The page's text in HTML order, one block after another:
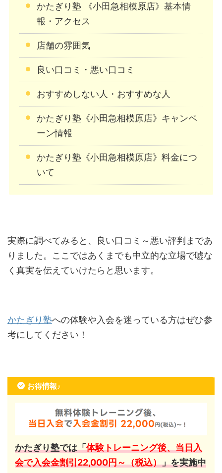
かたぎり塾 《小田急相模原店》基本情
報・アクセス
店舗の雰囲気
良い口コミ・悪い口コミ
おすすめしない人・おすすめな人
かたぎり塾《小田急相模原店》キャンペ
ーン情報
かたぎり塾《小田急相模原店》料金につ
いて
実際に調べてみると、良い口コミ～悪い評判まであ
りました。ここではあくまでも中立的な立場で嘘な
く真実を伝えていけたらと思います。
かたぎり塾への体験や入会を迷っている方はぜひ参
考にしてください！
お得情報♪
かたぎり塾では「体験トレーニング後、当日入
会で入会金割引22,000円～（税込）」を実施中